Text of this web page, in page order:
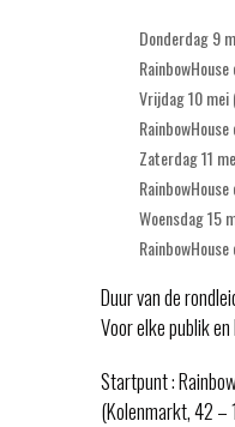
Donderdag 9
Vrijdag 10
Zaterdag 11
Woensdag 15
Duur van de
Voor elke publik
Startpunt :
(Kolenmarkt, 42 –